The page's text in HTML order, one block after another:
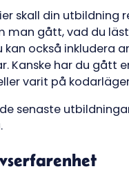
skall din utbildning
man gått, vad du
kan också inkludera
Kanske har du gått
varit på
senaste